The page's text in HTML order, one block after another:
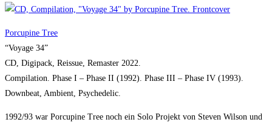
Porcupine Tree
“Voyage 34”
CD, Digipack, Reissue, Remaster 2022.
Compilation. Phase I – Phase II (1992). Phase III – Phase IV (1993).
Downbeat, Ambient, Psychedelic.
1992/93 war Porcupine Tree noch ein Solo Projekt von Steven Wilson und